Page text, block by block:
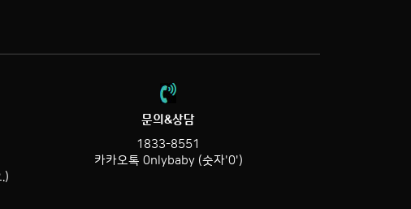
문의&상담
1833-8551
카카오톡 0nlybaby (숫자'0')